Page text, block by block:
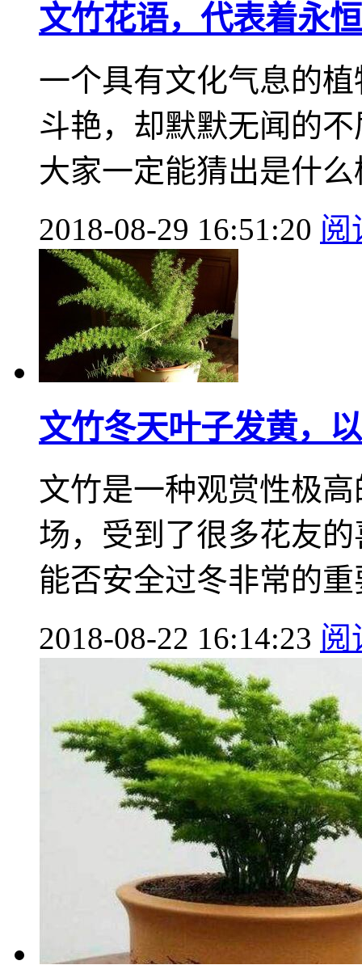
文竹花语，代表着永
一个具有文化气息的
斗艳，却默默无闻的
大家一定能猜出是什么
2018-08-29 16:51:20 阅
文竹冬天叶子发黄，
文竹是一种观赏性极
场，受到了很多花友
能否安全过冬非常的重
2018-08-22 16:14:23 阅